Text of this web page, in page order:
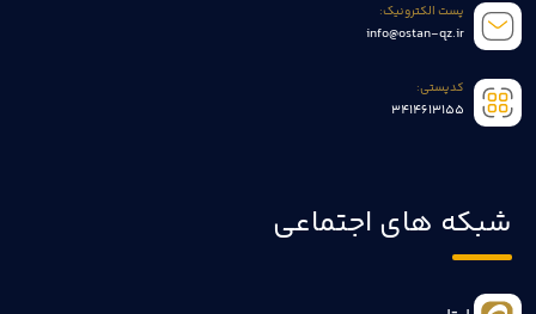
پست الکترونیک:
info@ostan-qz.ir
کدپستی:
3414613155
شبکه های اجتماعی